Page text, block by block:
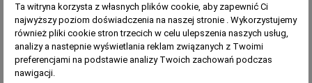
Fruktoza 40%,
Dextroza 54%,
Maltoza 2%,
Trioza 3%
Witaminy: A, D3, E, B1, B2, B6, B12, C, K3.
Ta witryna korzysta z własnych plików cookie, aby zapewnić Ci
najwyższy poziom doświadczenia na naszej stronie . Wykorzystujemy
również pliki cookie stron trzecich w celu ulepszenia naszych usług,
analizy a nastepnie wyświetlania reklam związanych z Twoimi
preferencjami na podstawie analizy Twoich zachowań podczas
nawigacji.